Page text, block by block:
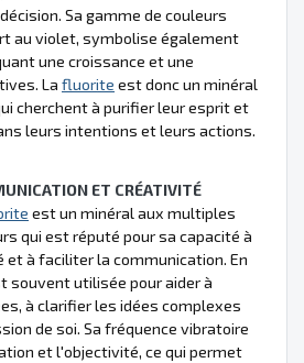
Sa gamme de couleurs
au violet, symbolise également
une croissance et une
La fluorite est donc un minéral
cherchent à purifier leur esprit et
leurs intentions et leurs actions.
ET CRÉATIVITÉ
est un minéral aux multiples
qui est réputé pour sa capacité à
à faciliter la communication. En
souvent utilisée pour aider à
à clarifier les idées complexes
de soi. Sa fréquence vibratoire
et l'objectivité, ce qui permet